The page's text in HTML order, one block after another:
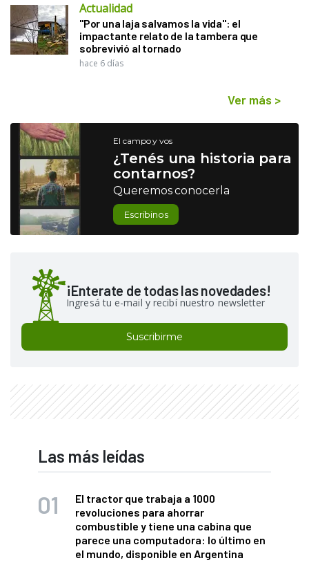
Actualidad
"Por una laja salvamos la vida": el
impactante relato de la tambera que
sobrevivió al tornado
hace 6 días
Ver más >
El campo y vos
¿Tenés una historia para
contarnos?
Queremos conocerla
Escribinos
¡Enterate de todas las novedades!
Ingresá tu e-mail y recibí nuestro newsletter
Suscribirme
Las más leídas
El tractor que trabaja a 1000
revoluciones para ahorrar
combustible y tiene una cabina que
parece una computadora: lo último en
el mundo, disponible en Argentina